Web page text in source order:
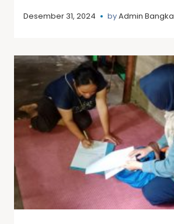
Desember 31, 2024 byAdmin Bangka